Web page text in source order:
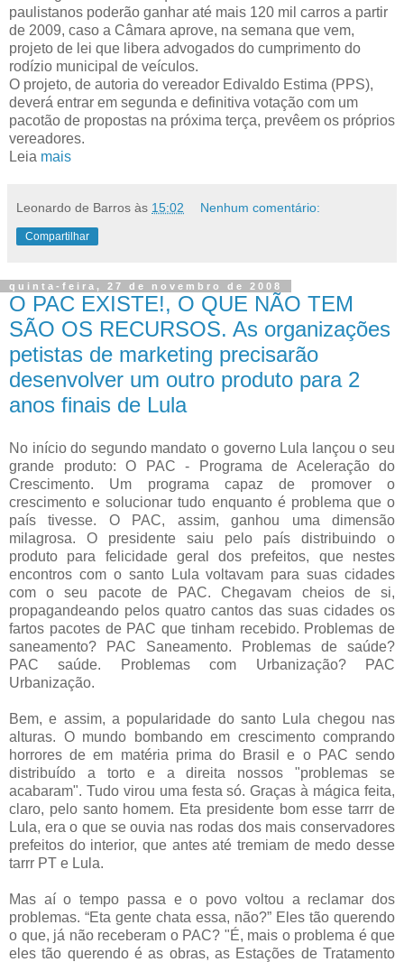
paulistanos poderão ganhar até mais 120 mil carros a partir
de 2009, caso a Câmara aprove, na semana que vem,
projeto de lei que libera advogados do cumprimento do
rodízio municipal de veículos.
O projeto, de autoria do vereador Edivaldo Estima (PPS),
deverá entrar em segunda e definitiva votação com um
pacotão de propostas na próxima terça, prevêem os próprios
vereadores.
Leia mais
Leonardo de Barros às 15:02 Nenhum comentário:
Compartilhar
quinta-feira, 27 de novembro de 2008
O PAC EXISTE!, O QUE NÃO TEM
SÃO OS RECURSOS. As organizações
petistas de marketing precisarão
desenvolver um outro produto para 2
anos finais de Lula
No início do segundo mandato o governo Lula lançou o seu
grande produto: O PAC - Programa de Aceleração do
Crescimento. Um programa capaz de promover o
crescimento e solucionar tudo enquanto é problema que o
país tivesse. O PAC, assim, ganhou uma dimensão
milagrosa. O presidente saiu pelo país distribuindo o
produto para felicidade geral dos prefeitos, que nestes
encontros com o santo Lula voltavam para suas cidades
com o seu pacote de PAC. Chegavam cheios de si,
propagandeando pelos quatro cantos das suas cidades os
fartos pacotes de PAC que tinham recebido. Problemas de
saneamento? PAC Saneamento. Problemas de saúde?
PAC saúde. Problemas com Urbanização? PAC
Urbanização.
Bem, e assim, a popularidade do santo Lula chegou nas
alturas. O mundo bombando em crescimento comprando
horrores de em matéria prima do Brasil e o PAC sendo
distribuído a torto e a direita nossos "problemas se
acabaram". Tudo virou uma festa só. Graças à mágica feita,
claro, pelo santo homem. Eta presidente bom esse tarrr de
Lula, era o que se ouvia nas rodas dos mais conservadores
prefeitos do interior, que antes até tremiam de medo desse
tarrr PT e Lula.
Mas aí o tempo passa e o povo voltou a reclamar dos
problemas. “Eta gente chata essa, não?” Eles tão querendo
o que, já não receberam o PAC? "É, mais o problema é que
eles tão querendo é as obras, as Estações de Tratamento